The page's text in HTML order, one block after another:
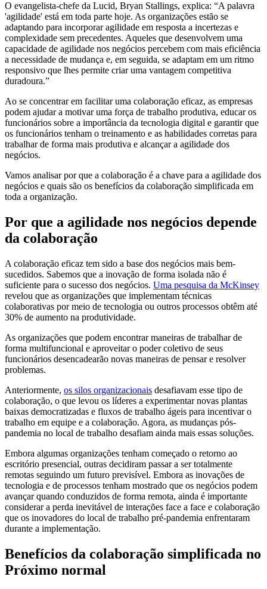
O evangelista-chefe da Lucid, Bryan Stallings, explica: “A palavra
'agilidade' está em toda parte hoje. As organizações estão se
adaptando para incorporar agilidade em resposta a incertezas e
complexidade sem precedentes. Aqueles que desenvolvem uma
capacidade de agilidade nos negócios percebem com mais eficiência
a necessidade de mudança e, em seguida, se adaptam em um ritmo
responsivo que lhes permite criar uma vantagem competitiva
duradoura.”
Ao se concentrar em facilitar uma colaboração eficaz, as empresas
podem ajudar a motivar uma força de trabalho produtiva, educar os
funcionários sobre a importância da tecnologia digital e garantir que
os funcionários tenham o treinamento e as habilidades corretas para
trabalhar de forma mais produtiva e alcançar a agilidade dos
negócios.
Vamos analisar por que a colaboração é a chave para a agilidade dos
negócios e quais são os benefícios da colaboração simplificada em
toda a organização.
Por que a agilidade nos negócios depende
da colaboração
A colaboração eficaz tem sido a base dos negócios mais bem-
sucedidos. Sabemos que a inovação de forma isolada não é
suficiente para o sucesso dos negócios. Uma pesquisa da McKinsey
revelou que as organizações que implementam técnicas
colaborativas por meio de tecnologia ou outros processos obtêm até
30% de aumento na produtividade.
As organizações que podem encontrar maneiras de trabalhar de
forma multifuncional e aproveitar o poder coletivo de seus
funcionários desencadearão novas maneiras de pensar e resolver
problemas.
Anteriormente, os silos organizacionais desafiavam esse tipo de
colaboração, o que levou os líderes a experimentar novas plantas
baixas democratizadas e fluxos de trabalho ágeis para incentivar o
trabalho em equipe e a colaboração. Agora, as mudanças pós-
pandemia no local de trabalho desafiam ainda mais essas soluções.
Embora algumas organizações tenham começado o retorno ao
escritório presencial, outras decidiram passar a ser totalmente
remotas seguindo um futuro previsível. Embora as inovações de
tecnologia e de processos tenham mostrado que os negócios podem
avançar quando conduzidos de forma remota, ainda é importante
considerar a perda inevitável de interações face a face e colaboração
que os inovadores do local de trabalho pré-pandemia enfrentaram
durante a implementação.
Benefícios da colaboração simplificada no
Próximo normal